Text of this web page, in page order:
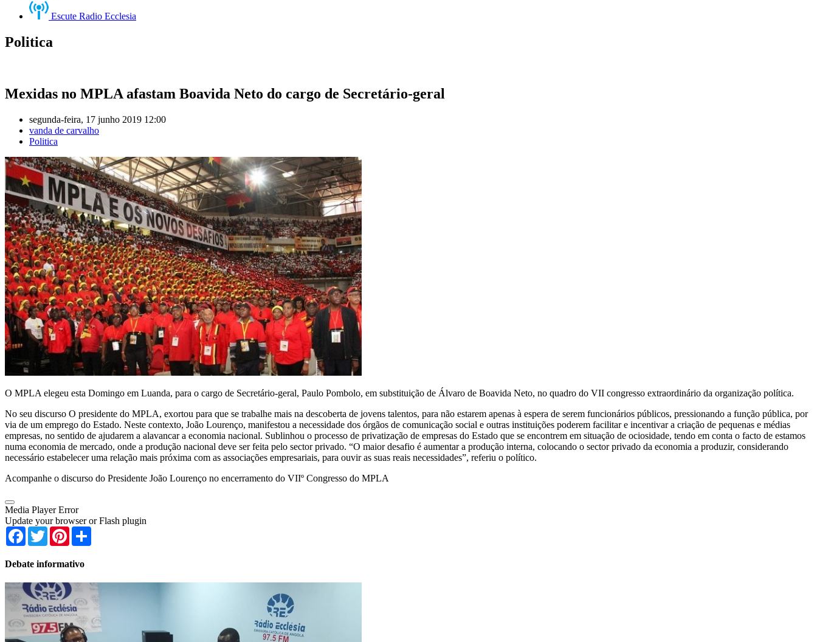
Escute Radio Ecclesia
Politica
Mexidas no MPLA afastam Boavida Neto do cargo de Secretário-geral
segunda-feira, 17 junho 2019 12:00
vanda de carvalho
Politica
O MPLA elegeu esta Domingo em Luanda, para o cargo de Secretário-geral, Paulo Pombolo, em substituição de Álvaro de Boavida Neto, no quadro do VII congresso extraordinário da organização política.
No seu discurso O presidente do MPLA, exortou para que se trabalhe mais na descoberta de jovens talentos, para não estarem apenas à espera de serem funcionários públicos, pressionando a função pública, por
via de um emprego do Estado. Neste contexto, João Lourenço, manifestou a necessidade dos órgãos de comunicação social e outras instituições poderem facilitar e incentivar a criação de pequenas e médias
empresas, no sentido de ajudarem a alavancar a economia nacional. Sublinhou o processo de privatização de empresas do Estado que se encontrem em situação de ociosidade, tendo em conta o facto de estamos
numa economia de mercado, onde a produção nacional deve ser feita pelo sector privado. “O maior desafio é aumentar a produção interna, colocando o sector privado da economia a produzir, considerando
necessário estabelecer uma relação mais próxima com as associações empresariais, para ouvir as suas reais necessidades”, referiu o político.
Acompanhe o discurso do Presidente João Lourenço no encerramento do VIIº Congresso do MPLA
Media Player Error
Update your browser or Flash plugin
Facebook
TwitterPinterest
Debate informativo